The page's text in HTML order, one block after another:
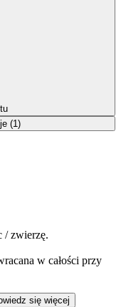
(1)
/ zwierzę.
w całości przy
się więcej